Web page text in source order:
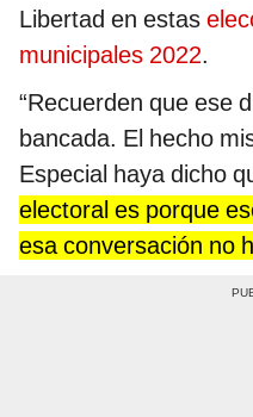
Libertad en estas
municipales 2022.
“Recuerden que ese
bancada. El hecho
Especial haya dicho
electoral es porque
esa conversación no